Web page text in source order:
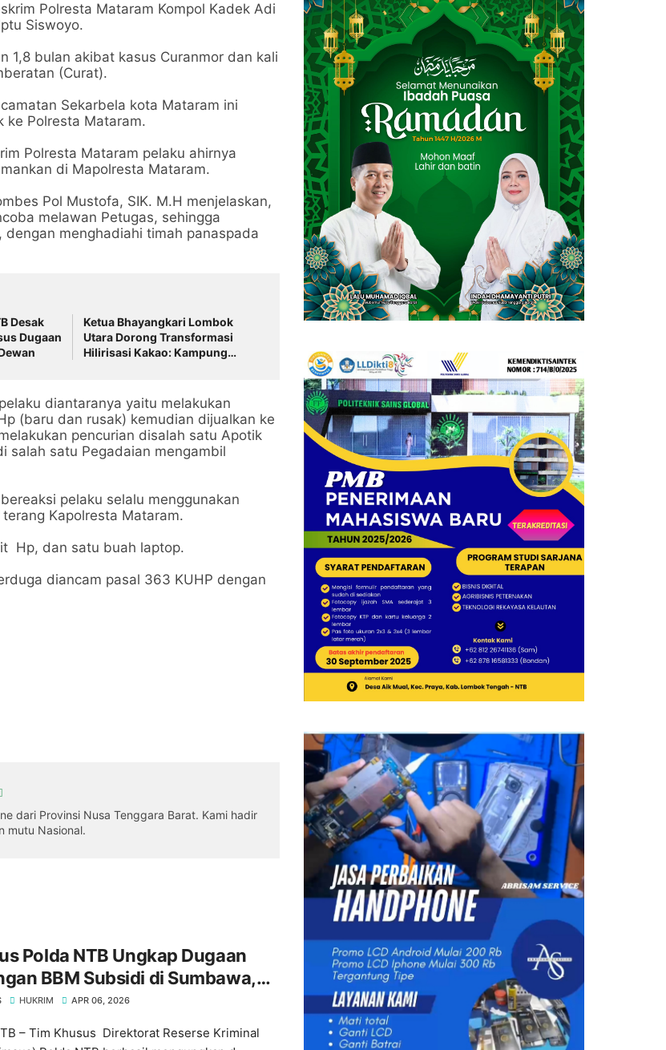
Polresta Mataram Kompol Kadek Adi
Siswoyo.
1,8 bulan akibat kasus Curanmor dan kali
(Curat).
Sekarbela kota Mataram ini
ke Polresta Mataram.
Polresta Mataram pelaku ahirnya
di Mapolresta Mataram.
Pol Mustofa, SIK. M.H menjelaskan,
melawan Petugas, sehingga
menghadiahi timah panaspada
Desak
Dugaan
Ketua Bhayangkari Lombok
Utara Dorong Transformasi
Hilirisasi Kakao: Kampung
diantaranya yaitu melakukan
(baru dan rusak) kemudian dijualkan ke
pencurian disalah satu Apotik
salah satu Pegadaian mengambil
pelaku selalu menggunakan
Kapolresta Mataram.
Hp, dan satu buah laptop.
diancam pasal 363 KUHP dengan
dari Provinsi Nusa Tenggara Barat. Kami hadir
mutu Nasional.
Polda NTB Ungkap Dugaan
BBM Subsidi di Sumbawa,
Diamankan
HUKRIM APR 06, 2026
– Tim Khusus Direktorat Reserse Kriminal